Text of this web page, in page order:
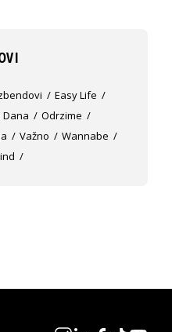
Easy Life
Dana
Odrzime
Važno
Wannabe